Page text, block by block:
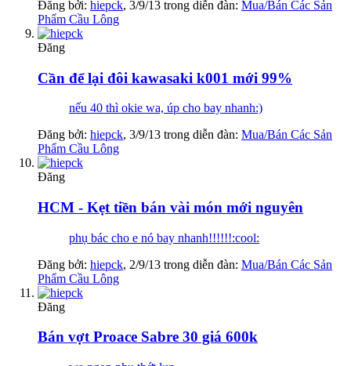
Đăng bởi: hiepck, 3/9/13 trong diễn đàn: Mua/Bán Các Sản
Phẩm Cầu Lông
Đăng
Cần để lại đôi kawasaki k001 mới 99%
nếu 40 thì okie wa, úp cho bay nhanh:)
Đăng bởi: hiepck, 3/9/13 trong diễn đàn: Mua/Bán Các Sản
Phẩm Cầu Lông
Đăng
HCM - Kẹt tiền bán vài món mới nguyên
phụ bác cho e nó bay nhanh!!!!!!:cool:
Đăng bởi: hiepck, 2/9/13 trong diễn đàn: Mua/Bán Các Sản
Phẩm Cầu Lông
Đăng
Bán vợt Proace Sabre 30 giá 600k